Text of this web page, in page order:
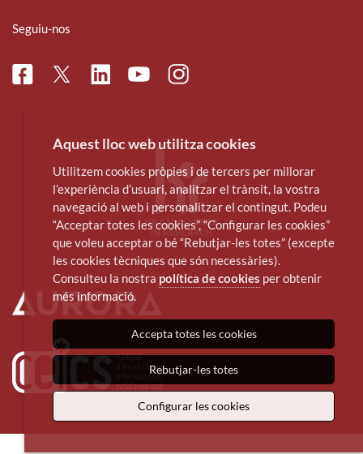
Seguiu-nos
FacebookTwitterLinkedinYoutubeInstagram
Aquest lloc web utilitza cookies
Utilitzem cookies pròpies i de tercers per millorar
l’experiència d’usuari, analitzar el trànsit, la vostra
navegació al web i personalitzar el contingut. Podeu
“Acceptar totes les cookies”, “Configurar les cookies”
que voleu acceptar o bé “Rebutjar-les totes” (excepte
les cookies tècniques que són necessàries).
Consulteu la nostra política de cookies per obtenir
més informació.
Accepta totes les cookies
Rebutjar-les totes
Configurar les cookies